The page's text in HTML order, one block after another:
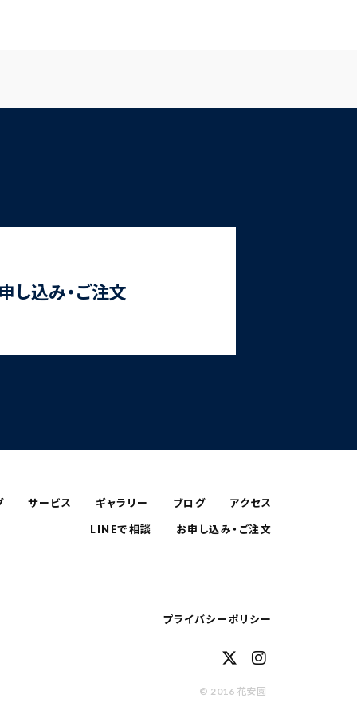
し込み・ご注文
サービス ギャラリー ブログ アクセス
LINEで相談 お申し込み・ご注文
プライバシーポリシー
© 2016 花安園